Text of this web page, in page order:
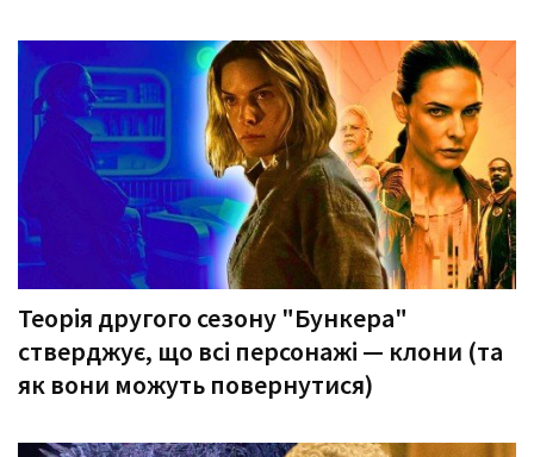
Теорія другого сезону "Бункера"
стверджує, що всі персонажі — клони (та
як вони можуть повернутися)